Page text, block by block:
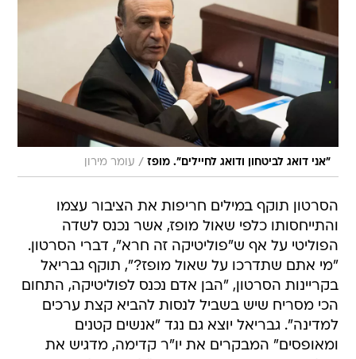
"אני דואג לביטחון ודואג לחיילים". מופז / עומר מירון
הסרטון תוקף במילים חריפות את הציבור עצמו
הפוליטי על אף ש"פוליטיקה זה חרא", דברי הסרטון.
"מי אתם שתדרכו על שאול מופז?", תוקף גבריאל
בקריינות הסרטון, "הבן אדם נכנס לפוליטיקה, התחום
הכי מסריח שיש בשביל לנסות להביא קצת ערכים
למדינה". גבריאל יוצא גם נגד "אנשים קטנים
ומאופסים" המבקרים את יו"ר קדימה, מדגיש את
יכולותיו בתחום הביטחון וקורא "להצביע לבן אדם
הישר שמאחורי הפוליטיקאי העקום".